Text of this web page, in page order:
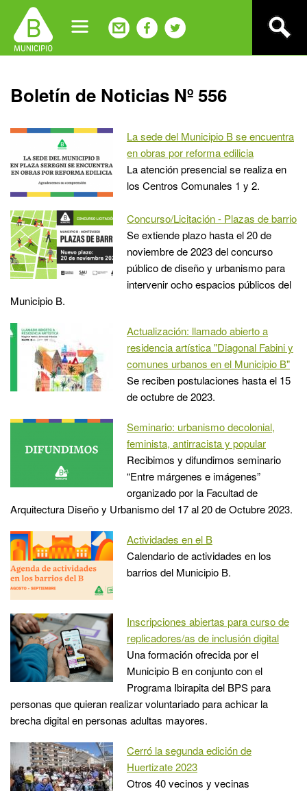
navigation
Back
to
Boletín de Noticias Nº 556
La sede del Municipio B se encuentra
en obras por reforma edilicia
La atención presencial se realiza en
los Centros Comunales 1 y 2.
Concurso/Licitación - Plazas de barrio
Se extiende plazo hasta el 20 de
noviembre de 2023 del concurso
público de diseño y urbanismo para
intervenir ocho espacios públicos del
Municipio B.
Actualización: llamado abierto a
residencia artística "Diagonal Fabini y
comunes urbanos en el Municipio B"
Se reciben postulaciones hasta el 15
de octubre de 2023.
Seminario: urbanismo decolonial,
feminista, antirracista y popular
Recibimos y difundimos seminario
“Entre márgenes e imágenes”
organizado por la Facultad de
Arquitectura Diseño y Urbanismo del 17 al 20 de Octubre 2023.
Actividades en el B
Calendario de actividades en los
barrios del Municipio B.
Inscripciones abiertas para curso de
replicadores/as de inclusión digital
Una formación ofrecida por el
Municipio B en conjunto con el
Programa Ibirapita del BPS para
personas que quieran realizar voluntariado para achicar la
brecha digital en personas adultas mayores.
Cerró la segunda edición de
Huertizate 2023
Otros 40 vecinos y vecinas